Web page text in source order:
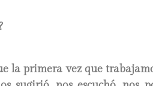
la primera vez que